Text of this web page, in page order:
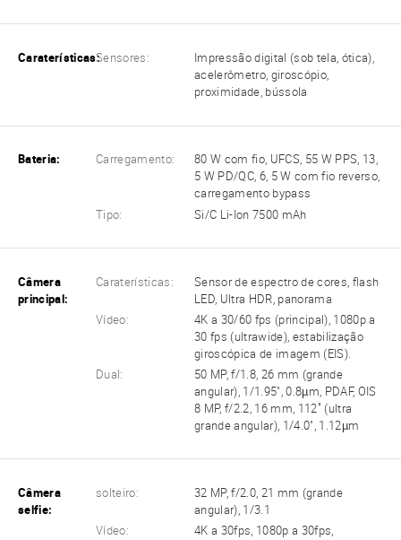
Caraterísticas:Sensores:
Impressão digital (sob tela, ótica),
acelerômetro, giroscópio,
proximidade, bússola
Bateria: Carregamento:
80 W com fio, UFCS, 55 W PPS, 13,
5 W PD/QC, 6, 5 W com fio reverso,
carregamento bypass
Tipo:
Si/C Li-Ion 7500 mAh
Câmera
principal:
Caraterísticas:
Sensor de espectro de cores, flash
LED, Ultra HDR, panorama
Vídeo:
4K a 30/60 fps (principal), 1080p a
30 fps (ultrawide), estabilização
giroscópica de imagem (EIS).
Dual:
50 MP, f/1.8, 26 mm (grande
angular), 1/1.95", 0.8µm, PDAF, OIS
8 MP, f/2.2, 16 mm, 112˚ (ultra
grande angular), 1/4.0", 1.12µm
Câmera
selfie:
solteiro:
32 MP, f/2.0, 21 mm (grande
angular), 1/3.1
Vídeo:
4K a 30fps, 1080p a 30fps,